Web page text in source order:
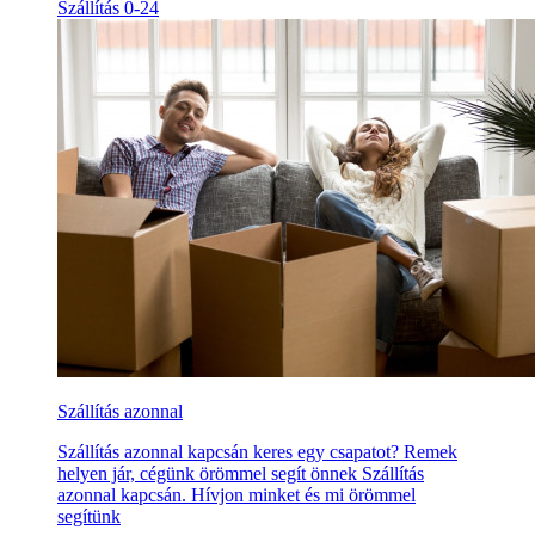
Szállítás 0-24
Szállítás azonnal
Szállítás azonnal kapcsán keres egy csapatot? Remek
helyen jár, cégünk örömmel segít önnek Szállítás
azonnal kapcsán. Hívjon minket és mi örömmel
segítünk